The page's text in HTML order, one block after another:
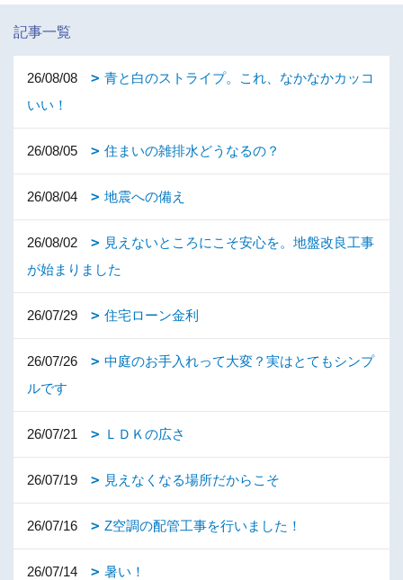
記事一覧
26/08/08
青と白のストライプ。これ、なかなかカッコ
いい！
26/08/05 住まいの雑排水どうなるの？
26/08/04 地震への備え
26/08/02
見えないところにこそ安心を。地盤改良工事
が始まりました
26/07/29 住宅ローン金利
26/07/26
中庭のお手入れって大変？実はとてもシンプ
ルです
26/07/21 ＬＤＫの広さ
26/07/19 見えなくなる場所だからこそ
26/07/16 Z空調の配管工事を行いました！
26/07/14 暑い！